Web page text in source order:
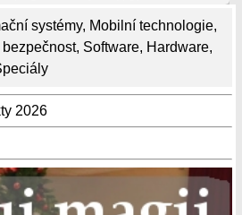
systémy, Mobilní technologie,
bezpečnost, Software, Hardware,
2026